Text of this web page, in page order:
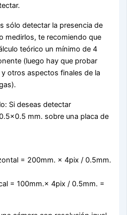
sólo detectar la presencia de
medirlos, te recomiendo que
teórico un mínimo de 4
(luego hay que probar
otros aspectos finales de la
Si deseas detectar
mm. sobre una placa de
= 200mm. × 4pix / 0.5mm.
= 100mm.× 4pix / 0.5mm. =